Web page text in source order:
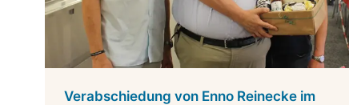
Verabschiedung von Enno Reinecke im